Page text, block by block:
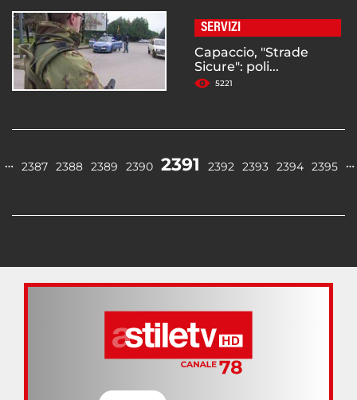
SERVIZI
Capaccio, "Strade
Sicure": poli...
5221
… 2387 2388 2389 2390 2391 2392 2393 2394 2395 …